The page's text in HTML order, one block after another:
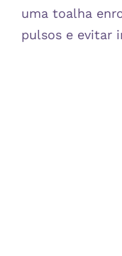
uma toalha
pulsos e evitar